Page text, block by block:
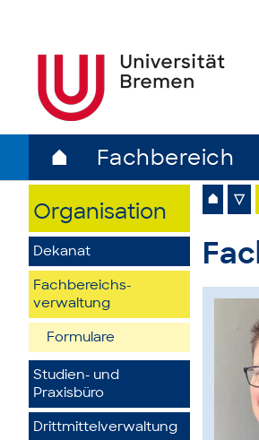
⌂ Fachbereich
Organisation
Dekanat
Fachbereichs­
verwaltung
Formulare
Studien- und
Praxisbüro
Drittmittelverwaltung
⌂ ▽